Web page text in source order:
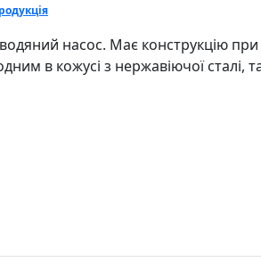
насос. Має конструкцію при
в кожусі з нержавіючої сталі,